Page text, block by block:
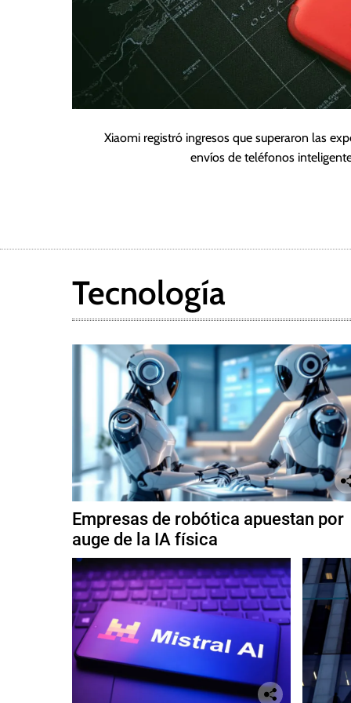
Xiaomi registró ingresos que superaron las
envíos de teléfonos
Tecnología
Empresas de robótica apuestan por
auge de la IA física